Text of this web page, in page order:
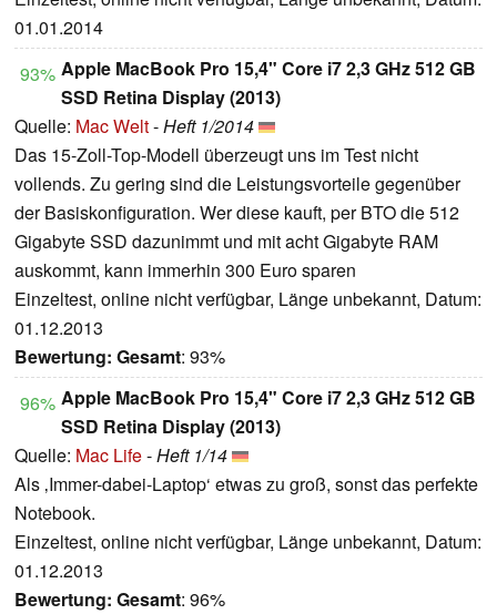
01.01.2014
93% Apple MacBook Pro 15,4" Core i7 2,3 GHz 512 GB
SSD Retina Display (2013)
Quelle: Mac Welt-Heft 1/2014
Das 15-Zoll-Top-Modell überzeugt uns im Test nicht
vollends. Zu gering sind die Leistungsvorteile gegenüber
der Basiskonfiguration. Wer diese kauft, per BTO die 512
Gigabyte SSD dazunimmt und mit acht Gigabyte RAM
auskommt, kann immerhin 300 Euro sparen
Einzeltest, online nicht verfügbar, Länge unbekannt, Datum:
01.12.2013
Bewertung: Gesamt: 93%
96% Apple MacBook Pro 15,4" Core i7 2,3 GHz 512 GB
SSD Retina Display (2013)
Quelle: Mac Life-Heft 1/14
Als ‚Immer-dabei-Laptop‘ etwas zu groß, sonst das perfekte
Notebook.
Einzeltest, online nicht verfügbar, Länge unbekannt, Datum:
01.12.2013
Bewertung: Gesamt: 96%